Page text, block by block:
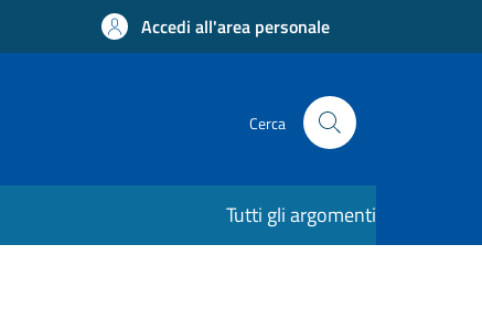
Accedi all'area personale
Cerca
Tutti gli argomenti